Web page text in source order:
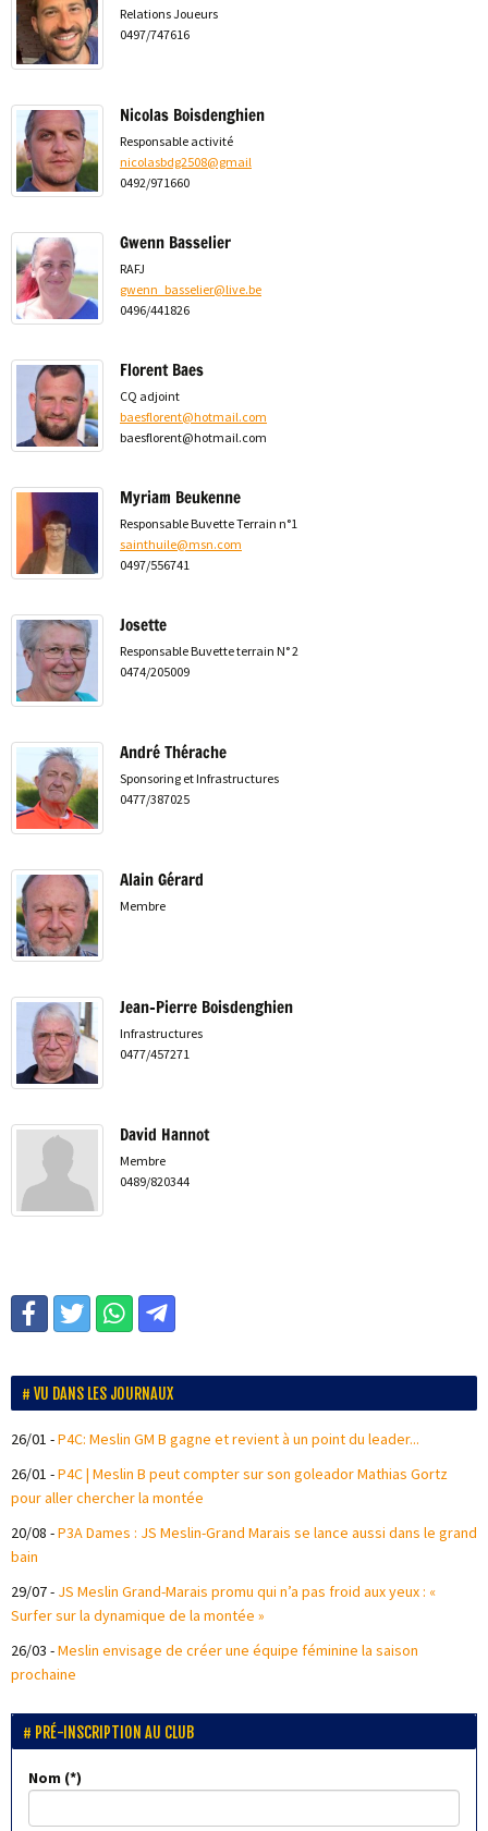
Relations Joueurs
0497/747616
Nicolas Boisdenghien
Responsable activité
nicolasbdg2508@gmail
0492/971660
Gwenn Basselier
RAFJ
gwenn_basselier@live.be
0496/441826
Florent Baes
CQ adjoint
baesflorent@hotmail.com
baesflorent@hotmail.com
Myriam Beukenne
Responsable Buvette Terrain n°1
sainthuile@msn.com
0497/556741
Josette
Responsable Buvette terrain N° 2
0474/205009
André Thérache
Sponsoring et Infrastructures
0477/387025
Alain Gérard
Membre
Jean-Pierre Boisdenghien
Infrastructures
0477/457271
David Hannot
Membre
0489/820344
VU DANS LES JOURNAUX
26/01 -P4C: Meslin GM B gagne et revient à un point du leader...
26/01 -P4C | Meslin B peut compter sur son goleador Mathias Gortz
pour aller chercher la montée
20/08 -P3A Dames : JS Meslin-Grand Marais se lance aussi dans le grand
bain
29/07- JS Meslin Grand-Marais promu qui n’a pas froid aux yeux : «
Surfer sur la dynamique de la montée »
26/03 -Meslin envisage de créer une équipe féminine la saison
prochaine
PRÉ-INSCRIPTION AU CLUB
Nom